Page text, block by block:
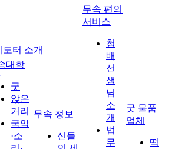
터 소개
대학
굿
앉은
거리
국악
·소
무속 정보
신들
무속 편의
서비스
청
배
선
생
님
소
개
법
무
굿 물품
업체
떡